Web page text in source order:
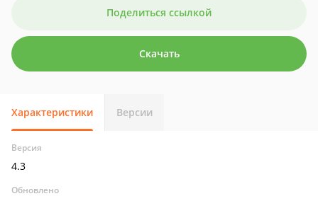
Поделиться ссылкой
Скачать
Характеристики Версии
Версия
4.3
Обновлено